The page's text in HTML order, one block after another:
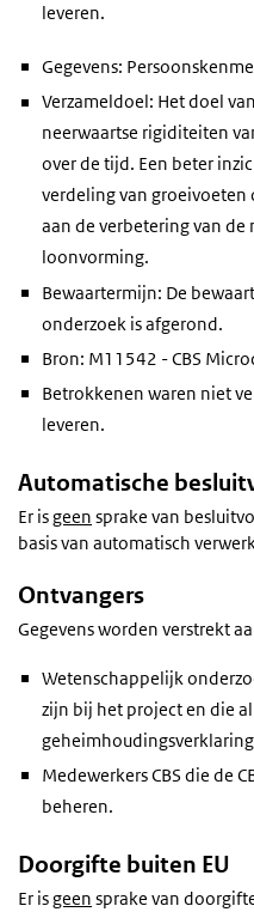
leveren.
Gegevens:
Verzameldoel: Het doel
neerwaartse rigiditeiten
over de tijd. Een beter
verdeling van groeivoeten
aan de verbetering van
loonvorming.
Bewaartermijn: De
onderzoek is afgerond.
Bron: M11542 - CBS
Betrokkenen waren niet
leveren.
Automatische
Er isgeen sprake van
basis van automatisch
Ontvangers
Gegevens worden verstrekt
Wetenschappelijk
zijn bij het project en die
Medewerkers CBS die de
beheren.
Doorgifte buiten EU
Er isgeen sprake van